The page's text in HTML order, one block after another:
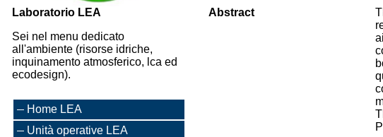
Laboratorio LEA
Sei nel menu dedicato
all'ambiente (risorse idriche,
inquinamento atmosferico, lca ed
ecodesign).
Home LEA
Unità operative LEA
Abstract